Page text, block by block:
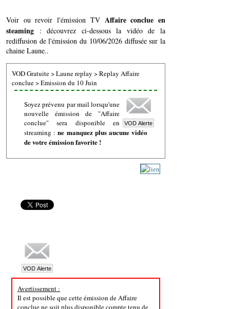
Voir ou revoir l'émission TV Affaire conclue en
steaming : découvrez ci-dessous la vidéo de la
rediffusion de l'émission du 10/06/2026 diffusée sur la
chaine Laune..
VOD Gratuite>Laune replay >Replay Affaire
conclue>Emission du 10 Juin
Soyez prévenu par mail lorsqu'une
nouvelle émission de "Affaire
conclue" sera disponible en
streaming :ne manquez plus aucune vidéo
de votre émission favorite !
Avertissement :
Il est possible que cette émission de Affaire
conclue ne soit plus disponible compte tenu de